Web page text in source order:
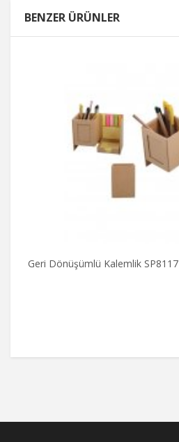
BENZER ÜRÜNLER
Geri Dönüşümlü Kalemlik SP8117